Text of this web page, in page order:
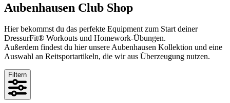
Aubenhausen Club Shop
Hier bekommst du das perfekte Equipment zum Start deiner
DressurFit® Workouts und Homework-Übungen.
Außerdem findest du hier unsere Aubenhausen Kollektion und eine
Auswahl an Reitsportartikeln, die wir aus Überzeugung nutzen.
Filtern